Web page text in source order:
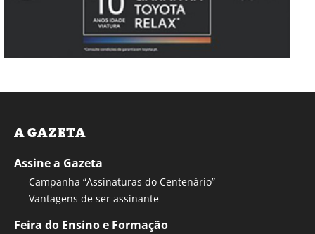
A GAZETA
Assine a Gazeta
Campanha “Assinaturas do Centenário”
Vantagens de ser assinante
Feira do Ensino e Formação